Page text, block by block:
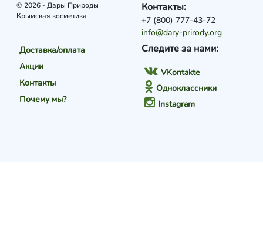
© 2026 - Дары Природы
Крымская косметика
Доставка/оплата
Акции
Контакты
Почему мы?
Следите за нами:
VKontakte
Одноклассники
Instagram
Контакты:
+7 (800) 777-43-72
info@dary-prirody.org